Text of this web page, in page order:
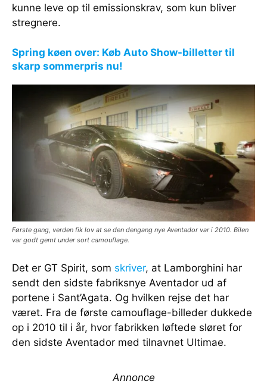
kunne leve op til emissionskrav, som kun bliver
stregnere.
Spring køen over: Køb Auto Show-billetter til
skarp sommerpris nu!
Første gang, verden fik lov at se den dengang nye Aventador var i 2010. Bilen
var godt gemt under sort camouflage.
Det er GT Spirit, som skriver, at Lamborghini har
sendt den sidste fabriksnye Aventador ud af
portene i Sant’Agata. Og hvilken rejse det har
været. Fra de første camouflage-billeder dukkede
op i 2010 til i år, hvor fabrikken løftede sløret for
den sidste Aventador med tilnavnet Ultimae.
Annonce